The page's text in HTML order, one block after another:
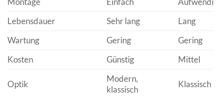
Lebensdauer
Sehr lang
Lang
Wartung
Gering
Gering
Kosten
Günstig Mittel
Optik
Modern,
klassisch
Klassisch